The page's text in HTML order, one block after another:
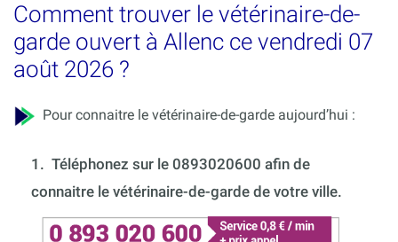
Comment trouver le vétérinaire-de-
garde ouvert à Allenc ce vendredi 07
août 2026 ?
Pour connaitre le vétérinaire-de-garde aujourd’hui :
1. Téléphonez sur le 0893020600 afin de
connaitre le vétérinaire-de-garde de votre ville.